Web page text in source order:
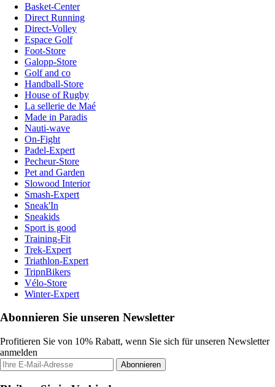
Basket-Center
Direct Running
Direct-Volley
Espace Golf
Foot-Store
Galopp-Store
Golf and co
Handball-Store
House of Rugby
La sellerie de Maé
Made in Paradis
Nauti-wave
On-Fight
Padel-Expert
Pecheur-Store
Pet and Garden
Slowood Interior
Smash-Expert
Sneak'In
Sneakids
Sport is good
Training-Fit
Trek-Expert
Triathlon-Expert
TripnBikers
Vélo-Store
Winter-Expert
Abonnieren Sie unseren Newsletter
Profitieren Sie von 10% Rabatt, wenn Sie sich für unseren Newsletter
anmelden
Abonnieren